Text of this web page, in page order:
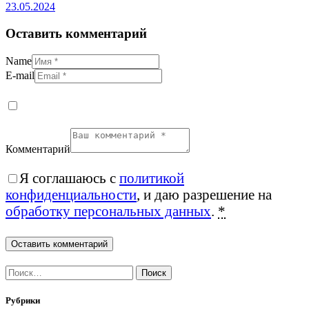
23.05.2024
Оставить комментарий
Name
E-mail
Комментарий
Я соглашаюсь с политикой
конфиденциальности, и даю разрешение на
обработку персональных данных. *
Найти:
Рубрики